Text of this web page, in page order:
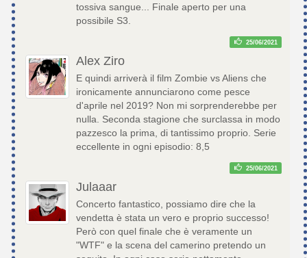
tossiva sangue... Finale aperto per una
possibile S3.
25/06/2021
Alex Ziro
E quindi arriverà il film Zombie vs Aliens che
ironicamente annunciarono come pesce
d'aprile nel 2019? Non mi sorprenderebbe per
nulla. Seconda stagione che surclassa in modo
pazzesco la prima, di tantissimo proprio. Serie
eccellente in ogni episodio: 8,5
25/06/2021
Julaaar
Concerto fantastico, possiamo dire che la
vendetta è stata un vero e proprio successo!
Però con quel finale che è veramente un
"WTF" e la scena del camerino pretendo un